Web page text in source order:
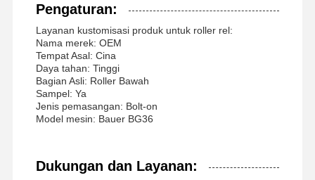
Bantalan Slewing
Pengaturan:
Layanan kustomisasi produk untuk roller rel:
Nama merek: OEM
Tempat Asal: Cina
Daya tahan: Tinggi
Bagian Asli: Roller Bawah
Sampel: Ya
Jenis pemasangan: Bolt-on
Model mesin: Bauer BG36
Dukungan dan Layanan: